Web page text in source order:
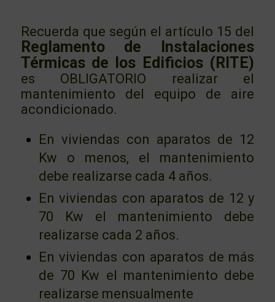
Recuerda que según el artículo 15 del
Reglamento de Instalaciones
Térmicas de los Edificios (RITE)
es OBLIGATORIO realizar el
mantenimiento del equipo de aire
acondicionado.
En viviendas con aparatos de 12
Kw o menos, el mantenimiento
debe realizarse cada 4 años.
En viviendas con aparatos de 12 y
70 Kw el mantenimiento debe
realizarse cada 2 años.
En viviendas con aparatos de más
de 70 Kw el mantenimiento debe
realizarse mensualmente